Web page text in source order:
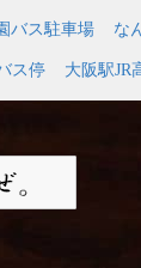
バス駐車場 な
ス停 大阪駅JR